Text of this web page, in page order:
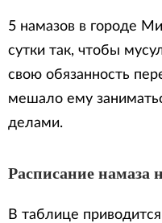
5 намазов в городе
сутки так, чтобы
свою обязанность
мешало ему
делами.
Расписание намаза
В таблице